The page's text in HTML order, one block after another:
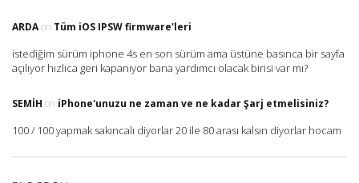
ARDAon Tüm iOS IPSW firmware'leri
istediğim sürüm iphone 4s en son sürüm ama üstüne basınca bir sayfa
açılıyor hızlıca geri kapanıyor bana yardımcı olacak birisi var mı?
SEMIH on iPhone'unuzu ne zaman ve ne kadar Şarj etmelisiniz?
100 / 100 yapmak sakıncalı diyorlar 20 ile 80 arası kalsın diyorlar hocam